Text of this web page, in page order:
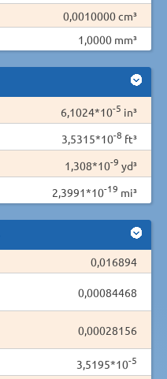
0,0010000 cm³
1,0000 mm³
6,1024*10-5 in³
3,5315*10-8 ft³
1,308*10-9 yd³
2,3991*10-19 mi³
0,016894
0,00084468
0,00028156
3,5195*10-5